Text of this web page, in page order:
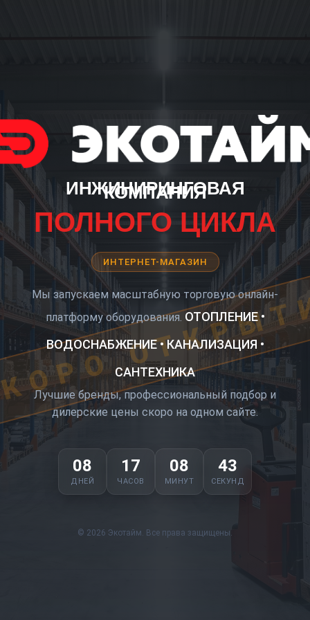
ИНЖИНИРИНГОВАЯ
КОМПАНИЯ
ПОЛНОГО ЦИКЛА
ИНТЕРНЕТ-МАГАЗИН
Мы запускаем масштабную торговую онлайн-
платформу оборудования. ОТОПЛЕНИЕ •
ВОДОСНАБЖЕНИЕ • КАНАЛИЗАЦИЯ •
САНТЕХНИКА
Лучшие бренды, профессиональный подбор и
дилерские цены скоро на одном сайте.
08
ДНЕЙ
17
ЧАСОВ
08
МИНУТ
43
СЕКУНД
© 2026 Экотайм. Все права защищены.